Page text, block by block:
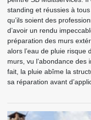
standing et réussies à
qu’ils soient des
d’avoir un rendu
préparation des murs
alors l’eau de pluie risque
murs, vu l’abondance
fait, la pluie abîme la
sa réparation avant